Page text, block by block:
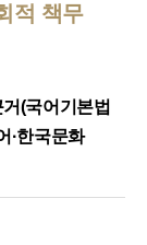
적 책무
(국어기본법
·한국문화